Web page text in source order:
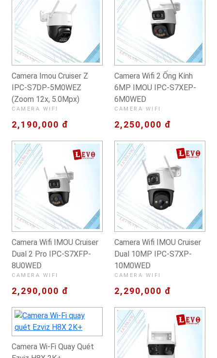
Camera Imou Cruiser Z
IPC-S7DP-5M0WEZ
(Zoom 12x, 5.0Mpx)
CAMERA WIFI
2,190,000 đ
Camera Wifi 2 Ống Kính
6MP IMOU IPC-S7XEP-
6M0WED
CAMERA WIFI
2,250,000 đ
Camera Wifi IMOU Cruiser
Dual 2 Pro IPC-S7XFP-
8U0WED
CAMERA WIFI
2,290,000 đ
Camera Wifi IMOU Cruiser
Dual 10MP IPC-S7XP-
10M0WED
CAMERA WIFI
2,290,000 đ
Camera Wi-Fi Quay Quét